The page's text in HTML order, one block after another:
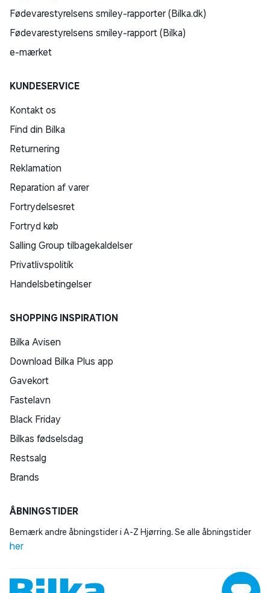
Fødevarestyrelsens smiley-rapporter (Bilka.dk)
Fødevarestyrelsens smiley-rapport (Bilka)
e-mærket
KUNDESERVICE
Kontakt os
Find din Bilka
Returnering
Reklamation
Reparation af varer
Fortrydelsesret
Fortryd køb
Salling Group tilbagekaldelser
Privatlivspolitik
Handelsbetingelser
SHOPPING INSPIRATION
Bilka Avisen
Download Bilka Plus app
Gavekort
Fastelavn
Black Friday
Bilkas fødselsdag
Restsalg
Brands
ÅBNINGSTIDER
Bemærk andre åbningstider i A-Z Hjørring. Se alle åbningstider
her